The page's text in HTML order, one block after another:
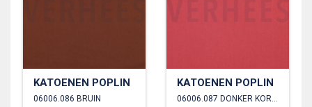
KATOENEN POPLIN
06006.086 BRUIN
KATOENEN POPLIN
06006.087 DONKER KORAAL